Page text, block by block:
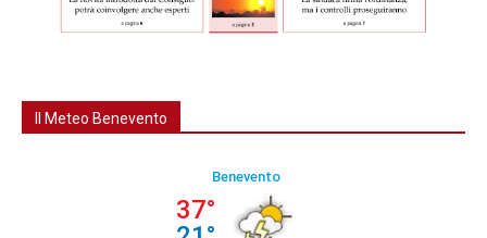
Il Meteo Benevento